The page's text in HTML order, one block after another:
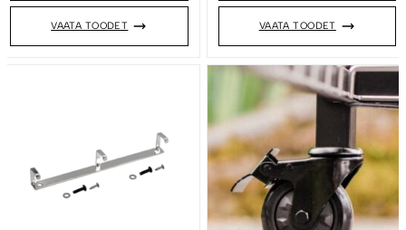
VAATA TOODET VAATA TOODET